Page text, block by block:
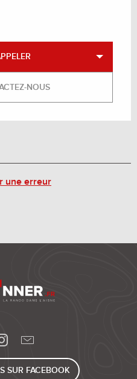
NOUS
une erreur
SUR FACEBOOK